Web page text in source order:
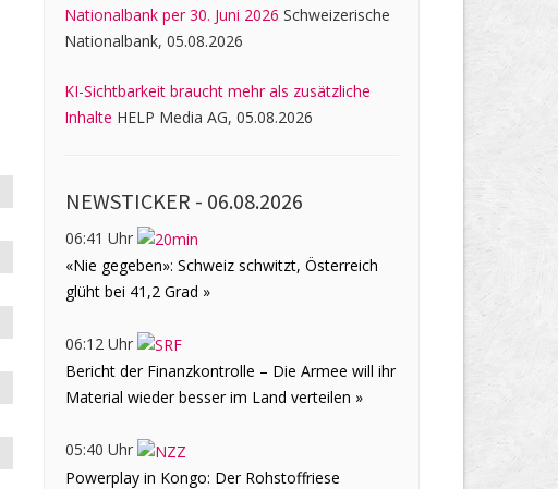
Nationalbank per 30. Juni 2026 Schweizerische
Nationalbank, 05.08.2026
KI-Sichtbarkeit braucht mehr als zusätzliche
Inhalte HELP Media AG, 05.08.2026
NEWSTICKER - 06.08.2026
06:41 Uhr
«Nie gegeben»: Schweiz schwitzt, Österreich
glüht bei 41,2 Grad »
06:12 Uhr
Bericht der Finanzkontrolle – Die Armee will ihr
Material wieder besser im Land verteilen »
05:40 Uhr
Powerplay in Kongo: Der Rohstoffriese